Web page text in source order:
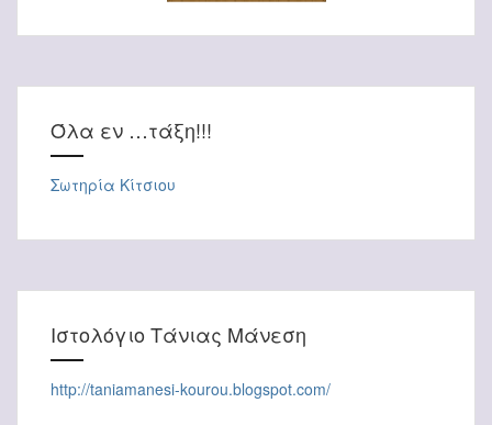
Όλα εν …τάξη!!!
Σωτηρία Κίτσιου
Ιστολόγιο Τάνιας Μάνεση
http://taniamanesi-kourou.blogspot.com/